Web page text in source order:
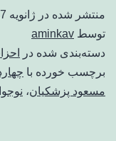
منتشر شده در ژانویه 7, 2025
توسط aminkav
دسته‌بندی شده در
برچسب خورده با
مسعود پزشکیان،